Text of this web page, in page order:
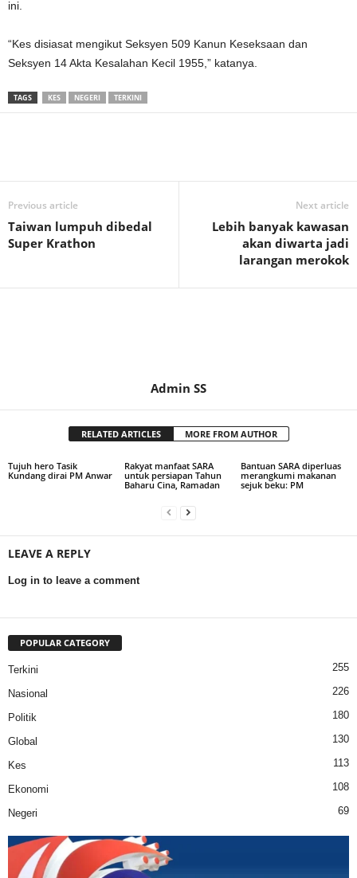
ini.
“Kes disiasat mengikut Seksyen 509 Kanun Keseksaan dan
Seksyen 14 Akta Kesalahan Kecil 1955,” katanya.
TAGS KES NEGERI TERKINI
Previous article
Taiwan lumpuh dibedal
Super Krathon
Next article
Lebih banyak kawasan
akan diwarta jadi
larangan merokok
Admin SS
RELATED ARTICLES MORE FROM AUTHOR
Tujuh hero Tasik
Kundang dirai PM Anwar
Rakyat manfaat SARA
untuk persiapan Tahun
Baharu Cina, Ramadan
Bantuan SARA diperluas
merangkumi makanan
sejuk beku: PM
LEAVE A REPLY
Log in to leave a comment
POPULAR CATEGORY
Terkini 255
Nasional 226
Politik 180
Global 130
Kes 113
Ekonomi 108
Negeri 69